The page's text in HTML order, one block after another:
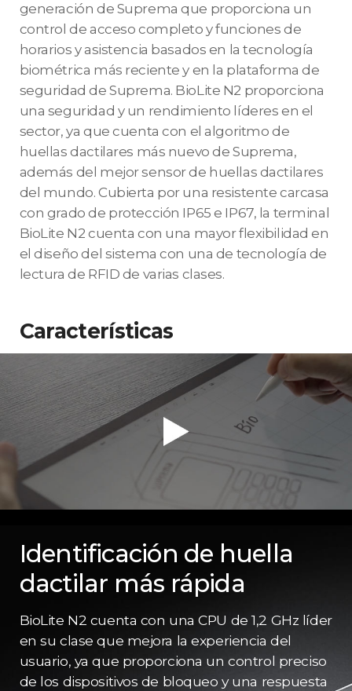
generación de Suprema que proporciona un
control de acceso completo y funciones de
horarios y asistencia basados en la tecnología
biométrica más reciente y en la plataforma de
seguridad de Suprema. BioLite N2 proporciona
una seguridad y un rendimiento líderes en el
sector, ya que cuenta con el algoritmo de
huellas dactilares más nuevo de Suprema,
además del mejor sensor de huellas dactilares
del mundo. Cubierta por una resistente carcasa
con grado de protección IP65 e IP67, la terminal
BioLite N2 cuenta con una mayor flexibilidad en
el diseño del sistema con una de tecnología de
lectura de RFID de varias clases.
Características
Identificación de huella
dactilar más rápida
BioLite N2 cuenta con una CPU de 1,2 GHz líder
en su clase que mejora la experiencia del
usuario, ya que proporciona un control preciso
de los dispositivos de bloqueo y una respuesta